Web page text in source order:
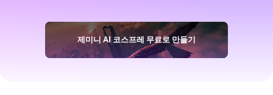
제미니 AI 코스프레 무료로 만들기